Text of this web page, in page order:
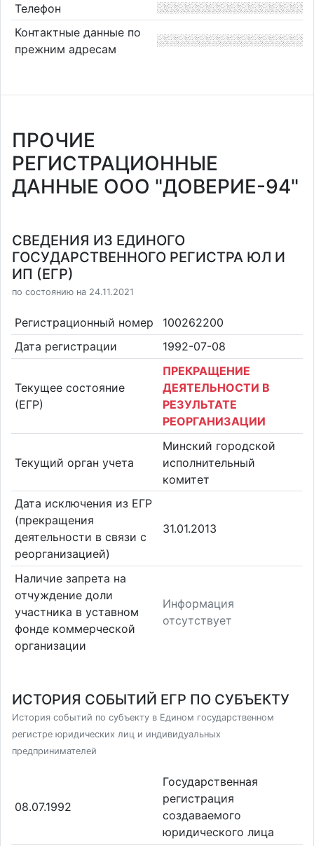
Телефон
Контактные данные по
прежним адресам
ПРОЧИЕ
РЕГИСТРАЦИОННЫЕ
ДАННЫЕ ООО "ДОВЕРИЕ-94"
СВЕДЕНИЯ ИЗ ЕДИНОГО
ГОСУДАРСТВЕННОГО РЕГИСТРА ЮЛ И
ИП (ЕГР)
по состоянию на 24.11.2021
Регистрационный номер
100262200
Дата регистрации
1992-07-08
Текущее состояние
(ЕГР)
ПРЕКРАЩЕНИЕ
ДЕЯТЕЛЬНОСТИ В
РЕЗУЛЬТАТЕ
РЕОРГАНИЗАЦИИ
Текущий орган учета
Минский городской
исполнительный
комитет
Дата исключения из ЕГР
(прекращения
деятельности в связи с
реорганизацией)
31.01.2013
Наличие запрета на
отчуждение доли
участника в уставном
фонде коммерческой
организации
Информация
отсутствует
ИСТОРИЯ СОБЫТИЙ ЕГР ПО СУБЪЕКТУ
История событий по субъекту в Едином государственном
регистре юридических лиц и индивидуальных
предпринимателей
08.07.1992
Государственная
регистрация
создаваемого
юридического лица